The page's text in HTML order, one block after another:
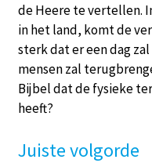
de Heere te vertellen.
in het land, komt de
sterk dat er een dag
mensen zal
Bijbel dat de fysieke
heeft?
Juiste volgorde